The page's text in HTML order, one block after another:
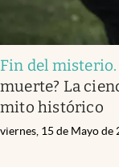
Fin del misterio.
muerte? La
mito histórico
viernes, 15 de Mayo de